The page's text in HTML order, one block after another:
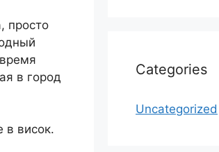
просто
в город
в висок.
Categories
Uncategorized